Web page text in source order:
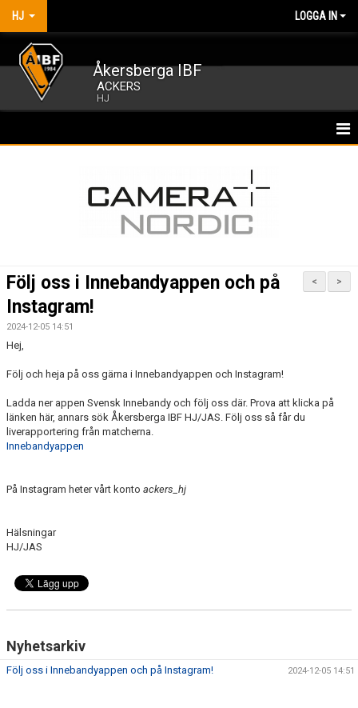
HJ LOGGA IN
Åkersberga IBF
ACKERS
HJ
TRUPPEN
BILDGALLERI
DOKUMENT
KONTAKT
>
<
Följ oss i Innebandyappen och på
Instagram!
2024-12-05 14:51
Hej,
Följ och heja på oss gärna i Innebandyappen och Instagram!
Ladda ner appen Svensk Innebandy och följ oss där. Prova att klicka på
länken här, annars sök Åkersberga IBF HJ/JAS. Följ oss så får du
liverapportering från matcherna.
Innebandyappen
På Instagram heter vårt konto ackers_hj
Hälsningar
HJ/JAS
Nyhetsarkiv
Följ oss i Innebandyappen och på Instagram! 2024-12-05 14:51